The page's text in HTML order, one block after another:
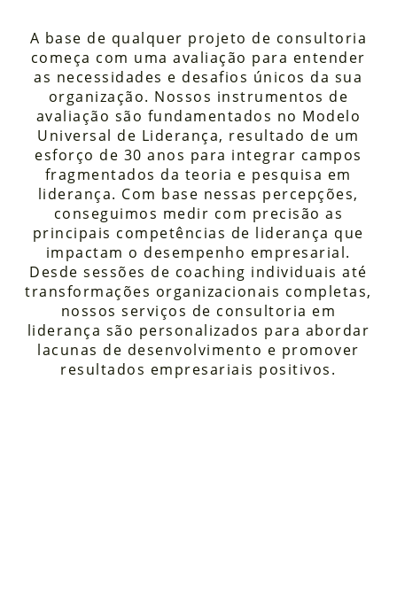
A base de qualquer projeto de consultoria
começa com uma avaliação para entender
as necessidades e desafios únicos da sua
organização. Nossos instrumentos de
avaliação são fundamentados no Modelo
Universal de Liderança, resultado de um
esforço de 30 anos para integrar campos
fragmentados da teoria e pesquisa em
liderança. Com base nessas percepções,
conseguimos medir com precisão as
principais competências de liderança que
impactam o desempenho empresarial.
Desde sessões de coaching individuais até
transformações organizacionais completas,
nossos serviços de consultoria em
liderança são personalizados para abordar
lacunas de desenvolvimento e promover
resultados empresariais positivos.